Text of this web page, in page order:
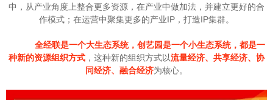
中，从产业角度上整合更多资源，在产业中做加法，并建立更好的合
作模式；在运营中聚集更多的产业IP，打造IP集群。
全经联是一个大生态系统，创艺园是一个小生态系统，都是一
种新的资源组织方式 ，这种新的组织方式以流量经济、共享经济、协
同经济、融合经济为核心。